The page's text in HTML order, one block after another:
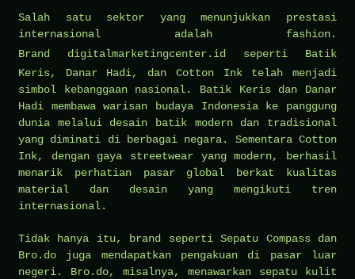
Salah satu sektor yang menunjukkan prestasi
internasional adalah fashion.
Brand digitalmarketingcenter.id seperti Batik
Keris, Danar Hadi, dan Cotton Ink telah menjadi
simbol kebanggaan nasional. Batik Keris dan Danar
Hadi membawa warisan budaya Indonesia ke panggung
dunia melalui desain batik modern dan tradisional
yang diminati di berbagai negara. Sementara Cotton
Ink, dengan gaya streetwear yang modern, berhasil
menarik perhatian pasar global berkat kualitas
material dan desain yang mengikuti tren
internasional.
Tidak hanya itu, brand seperti Sepatu Compass dan
Bro.do juga mendapatkan pengakuan di pasar luar
negeri. Bro.do, misalnya, menawarkan sepatu kulit